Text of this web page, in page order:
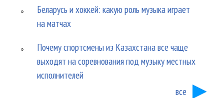
Беларусь и хоккей: какую роль музыка играет
на матчах
Почему спортсмены из Казахстана все чаще
выходят на соревнования под музыку местных
исполнителей
все